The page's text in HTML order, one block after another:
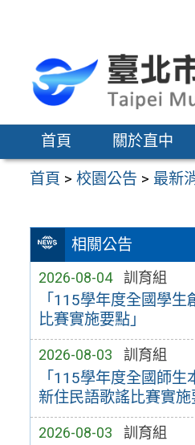
區
首頁 關於直中
首頁 >校園公告 > 最新
相關公告
2026-08-04 訓育組
「115學年度全國學生
比賽實施要點」
2026-08-03 訓育組
「115學年度全國師生
新住民語歌謠比賽實施
2026-08-03 訓育組